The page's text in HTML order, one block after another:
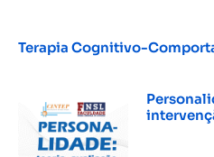
Terapia Cognitivo-